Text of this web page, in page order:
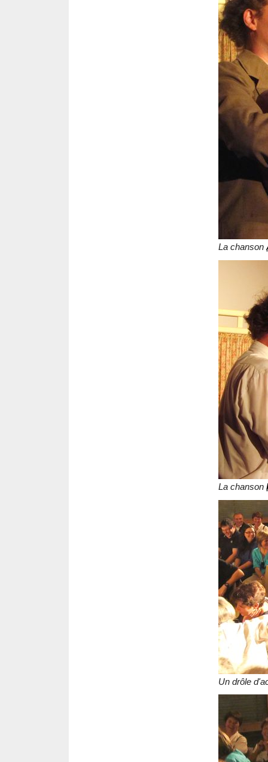
La chanson
La chanson
Un drôle